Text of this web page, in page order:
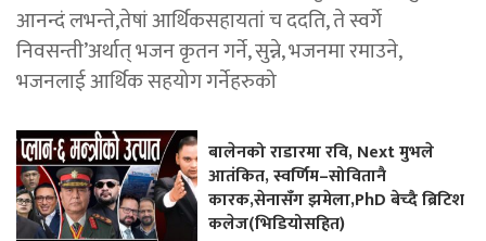
आनन्दं लभन्ते,तेषां आर्थिकसहायतां च ददति, ते स्वर्गे
निवसन्ती’अर्थात् भजन कृतन गर्ने, सुन्ने, भजनमा रमाउने,
भजनलाई आर्थिक सहयोग गर्नेहरुको
बालेनको राडारमा रवि, Next मुभले
आतंकित, स्वर्णिम–सोवितानै
कारक,सेनासँग झमेला,PhD बेच्दै ब्रिटिश
कलेज(भिडियोसहित)